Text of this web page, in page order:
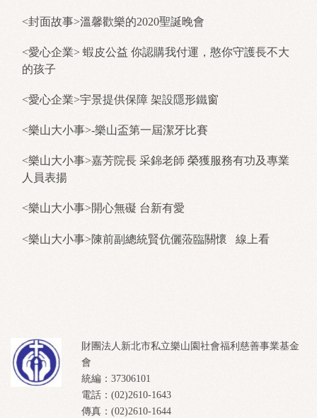
<封面故事>溫馨歡樂的2020聖誕晚會
<愛心企業> 蝦皮公益 你認購我付運，憨你守護長不大
的孩子
<愛心企業>宇景提供保障 架設隱形鐵窗
<樂山大小事>-樂山盃第一屆潔牙比賽
<樂山大小事>嘉芳院長 采錦老師 榮獲服務有功及專業
人員表揚
<樂山大小事>開心無礙 台新有愛
<樂山大小事>陳前副總統賢伉儷蒞臨關懷 線上看
財團法人新北市私立樂山園社會福利慈善事業基金
會
統編：37306101
電話：(02)2610-1643
傳真：(02)2610-1644